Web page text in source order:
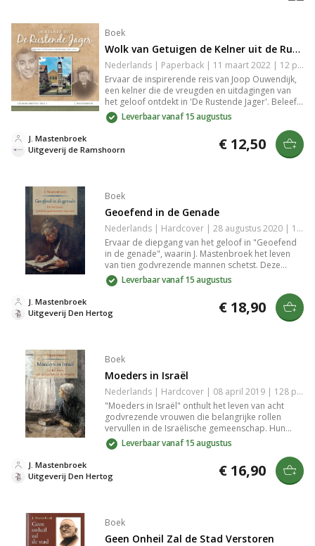
Boek
Wolk van Getuigen de Kelner uit de Rustende Jager
Nederlands | Paperback | 11 maart 2022 | 12 pagina's | 9789461152220
Ervaar de inspirerende reis van Joop Ouwendijk,
een kelner die de vreugden en uitdagingen van
het geloof ontdekt in 'De Rustende Jager'. Beleef
zijn strijd en transformatie als hij zijn leven wijdt
aan het christendom, zijn dochter verliest aan
leukemie en als ouderling vitaliteit en hoop vindt.
Leverbaar vanaf 15 augustus
Uitgeverij de Ramshoorn
J. Mastenbroek € 12,50
Boek
Geoefend in de Genade
Nederlands | Hardcover | 28 augustus 2020 | 195 pagina's | 9789033130397
Ervaar de diepgang van het geloof in "Geoefend
in de genade", waarin J. Mastenbroek het leven
van tien godvrezende mannen schetst. Deze
mannen, waaronder predikanten en ouderlingen,
getuigen van de genade en godzaligheid. Leer
van hun diepte en ervaring in geloof vanuit de
kerkgeschiedenis.
Leverbaar vanaf 15 augustus
Uitgeverij Den Hertog
J. Mastenbroek € 18,90
Boek
Moeders in Israël
Nederlands | Hardcover | 08 april 2019 | 128 pagina's | 9789033129650
"Moeders in Israël" onthult het leven van acht
godvrezende vrouwen die belangrijke rollen
vervullen in de Israëlische gemeenschap. Hun
verhalen van geloof, moed en toewijding bieden
diepgaande inzichten in de uitdagingen en
triomfen van vrouwelijk ouderschap. Dit boek
inspireert en verrijkt, en belicht de kracht van
devotie in het dagelijks leven.
Leverbaar vanaf 15 augustus
Uitgeverij Den Hertog
J. Mastenbroek € 16,90
Boek
Geen Onheil Zal de Stad Verstoren